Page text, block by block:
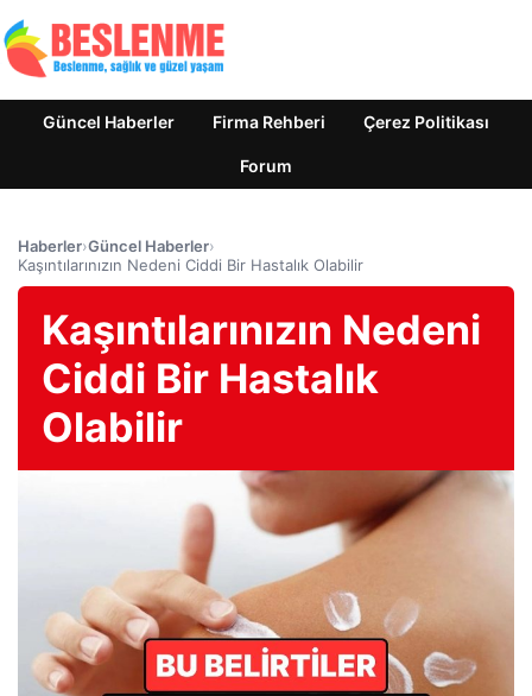
Güncel Haberler Firma Rehberi Çerez Politikası
Forum
Haberler›Güncel Haberler›
Kaşıntılarınızın Nedeni Ciddi Bir Hastalık Olabilir
Kaşıntılarınızın Nedeni
Ciddi Bir Hastalık
Olabilir